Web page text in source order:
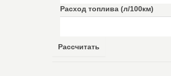
Расход топлива (л/100км)
Рассчитать